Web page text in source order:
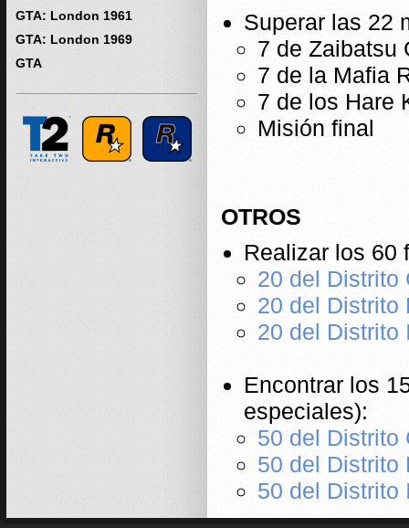
GTA: London 1961
GTA: London 1969
GTA
Superar las 22
7 de Zaibatsu
7 de la Mafia
7 de los Hare
Misión final
OTROS
Realizar los 60
20 del Distrito
20 del Distrito
20 del Distrito
Encontrar los
especiales):
50 del Distrito
50 del Distrito
50 del Distrito